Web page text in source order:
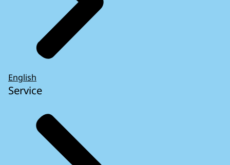
English
Service